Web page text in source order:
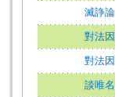
滅諍論
對法
對法
談唯名